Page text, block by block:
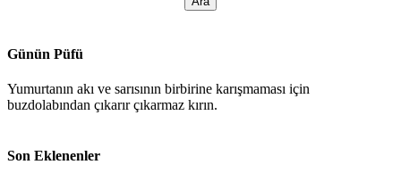
Günün Püfü
Yumurtanın akı ve sarısının birbirine karışmaması için
buzdolabından çıkarır çıkarmaz kırın.
Son Eklenenler